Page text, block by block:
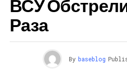
ВСУ
Раза
By baseblog